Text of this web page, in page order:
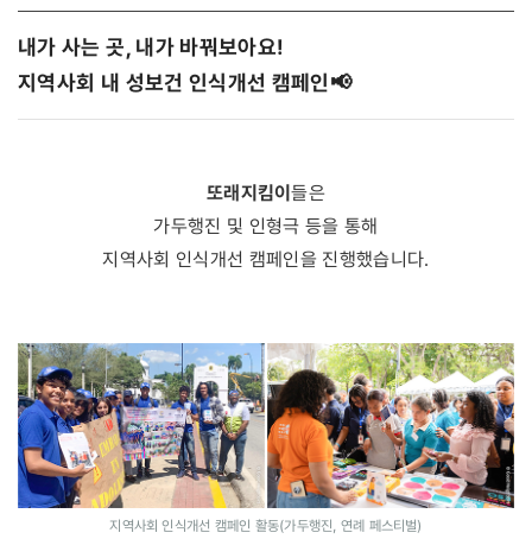
내가 사는 곳, 내가 바꿔보아요!
지역사회 내 성보건 인식개선 캠페인📢
또래지킴이들은
가두행진 및 인형극 등을 통해
지역사회 인식개선 캠페인을 진행했습니다.
지역사회 인식개선 캠페인 활동(가두행진, 연례 페스티벌)